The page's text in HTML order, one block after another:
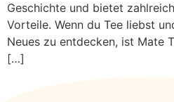
Geschichte und bietet
Vorteile. Wenn du Tee liebst
Neues zu entdecken, ist Mate
[…]